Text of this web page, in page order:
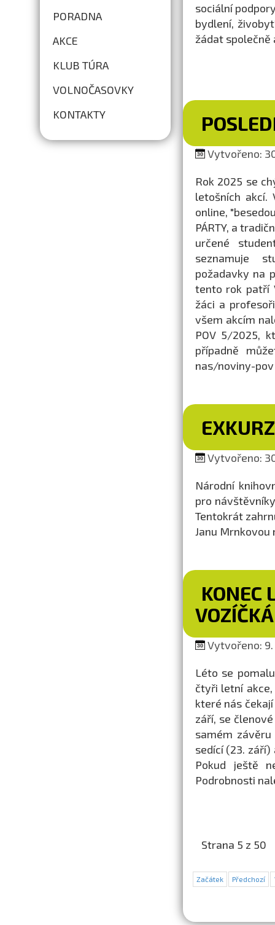
PORADNA
AKCE
KLUB TÚRA
VOLNOČASOVKY
KONTAKTY
sociální
bydlení,
žádat společně
Vytvořeno:
Rok 2025 se
letošních akcí.
online,
PÁRTY, a
určené
seznamuje
požadavky na
tento rok patří
žáci a
všem akcím
POV 5/2025,
případně
nas/noviny-pov
Vytvořeno:
Národní
pro
Tentokrát
Janu Mrnkovou
KONEC
Vytvořeno: 9.
Léto se
čtyři letní
které nás
září, se
samém
sedící (23.
Pokud ještě
Podrobnosti
Strana 5 z 50
Začátek Předchozí